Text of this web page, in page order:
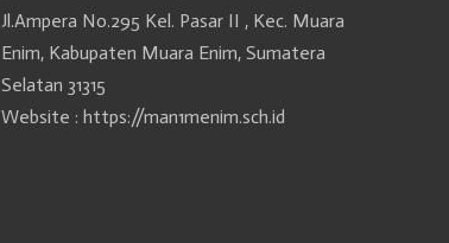
Jl.Ampera No.295 Kel. Pasar II , Kec. Muara
Enim, Kabupaten Muara Enim, Sumatera
Selatan 31315
Website : https://man1menim.sch.id